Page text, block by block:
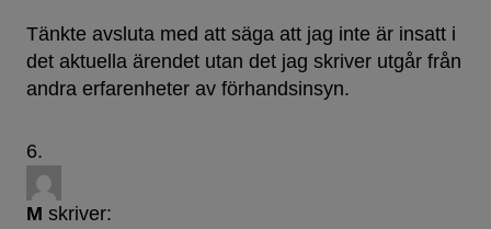
Tänkte avsluta med att säga att jag inte är insatt i
det aktuella ärendet utan det jag skriver utgår från
andra erfarenheter av förhandsinsyn.
M skriver: